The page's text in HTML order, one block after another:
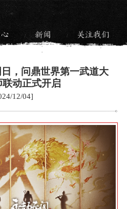
/ 新闻 / 关注我们
，问鼎世界第一武道大
动正式开启
12/04]